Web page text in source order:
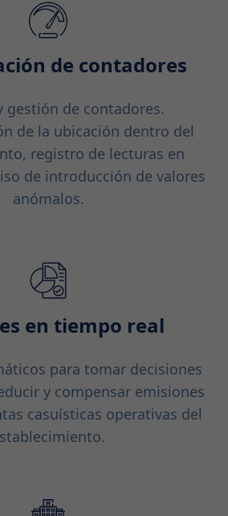
de contadores
gestión de contadores.
de la ubicación dentro del
registro de lecturas en
de introducción de valores
anómalos.
en tiempo real
para tomar decisiones
y compensar emisiones
casuísticas operativas del